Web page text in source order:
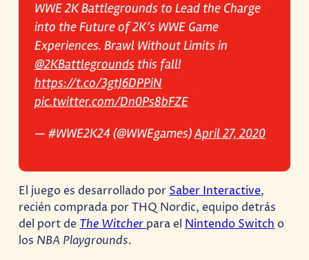
WWE 2K Battlegrounds to Lead the Charge
into the Future of 2K’s WWE Game
Experiences. Brawl Without Limits in
@2KBattlegroundsthis fall!
https://t.co/3gtJ6DPPiN
pic.twitter.com/Dn0Ps8bFZE
— #WWE2K24 (@WWEgames)April 27, 2020
El juego es desarrollado por Saber Interactive,
recién comprada por THQ Nordic, equipo detrás
del port de The Witcher para el Nintendo Switch o
los NBA Playgrounds.